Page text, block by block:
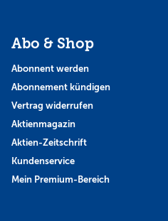
Abo & Shop
Abonnent werden
Abonnement kündigen
Vertrag widerrufen
Aktienmagazin
Aktien-Zeitschrift
Kundenservice
Mein Premium-Bereich